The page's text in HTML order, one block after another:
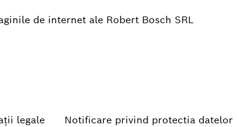
de internet ale Robert Bosch SRL
legale Notificare privind protectia datelor